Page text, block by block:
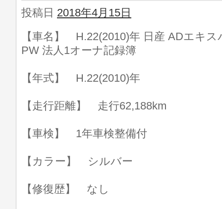
投稿日 2018年4月15日
【車名】 H.22(2010)年 日産 ADエキ
PW 法人1オーナ記録簿
【年式】 H.22(2010)年
【走行距離】 走行62,188km
【車検】 1年車検整備付
【カラー】 シルバー
【修復歴】 なし